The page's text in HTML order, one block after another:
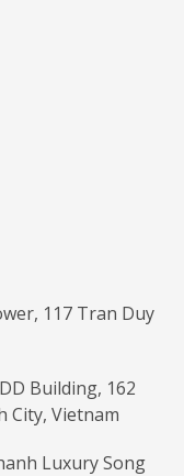
117 Tran Duy
Building, 162
City, Vietnam
Luxury Song